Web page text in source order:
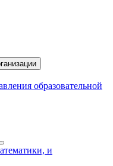
образовательной
и